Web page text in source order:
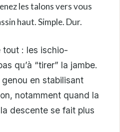
les talons vers vous
haut. Simple. Dur.
tout : les ischio-
qu’à “tirer” la jambe.
en stabilisant
notamment quand la
descente se fait plus